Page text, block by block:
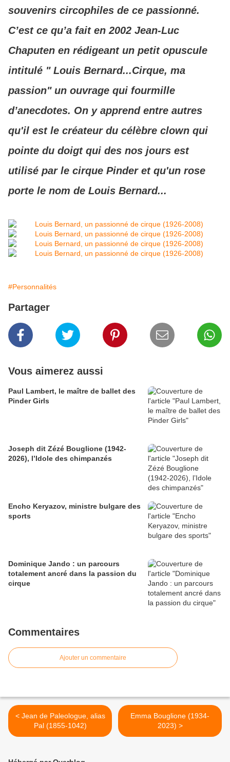
souvenirs circophiles de ce passionné.
C’est ce qu’a fait en 2002 Jean-Luc
Chaputen en rédigeant un petit opuscule
intitulé " Louis Bernard...Cirque, ma
passion" un ouvrage qui fourmille
d’anecdotes. On y apprend entre autres
qu'il est le créateur du célèbre clown qui
pointe du doigt qui des nos jours est
utilisé par le cirque Pinder et qu'un rose
porte le nom de Louis Bernard...
#Personnalités
Partager
Vous aimerez aussi
Paul Lambert, le maître de ballet des
Pinder Girls
Joseph dit Zézé Bouglione (1942-
2026), l’Idole des chimpanzés
Encho Keryazov, ministre bulgare des
sports
Dominique Jando : un parcours
totalement ancré dans la passion du
cirque
Commentaires
Ajouter un commentaire
< Jean de Paleologue, alias
Pal (1855-1042)
Emma Bouglione (1934-
2023) >